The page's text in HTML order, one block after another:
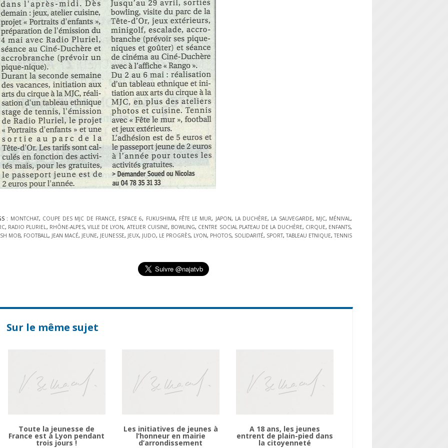
: MONTCHAT, COUPE DES MJC DE FRANCE, ESPACE 6, FUKUSHIMA, FÊTE LE MUR, JAPON, LA DUCHÈRE, LA SAUVEGARDE, MJC, MÉNIVAL ,
, RADIO PLURIEL , RHÔNE-ALPES, VILLE DE LYON, ATELIER CUISINE, BOWLING, CENTRE SOCIAL PLATEAU DE LA DUCHÈRE, CIRQUE, ENFANTS,
MOB, FOOTBALL , JEAN MACÉ, JEUNE, JEUNESSE, JEUX, JUDO, LE PROGRÈS, LYON, PHOTOS, SOLIDARITÉ, SPORT, TABLEAU ETNIQUE, TENNIS
Sur le même sujet
Toute la jeunesse de
France est à Lyon pendant
trois jours !
Les initiatives de jeunes à
l’honneur en mairie
d’arrondissement
A 18 ans, les jeunes
entrent de plain-pied dans
la citoyenneté